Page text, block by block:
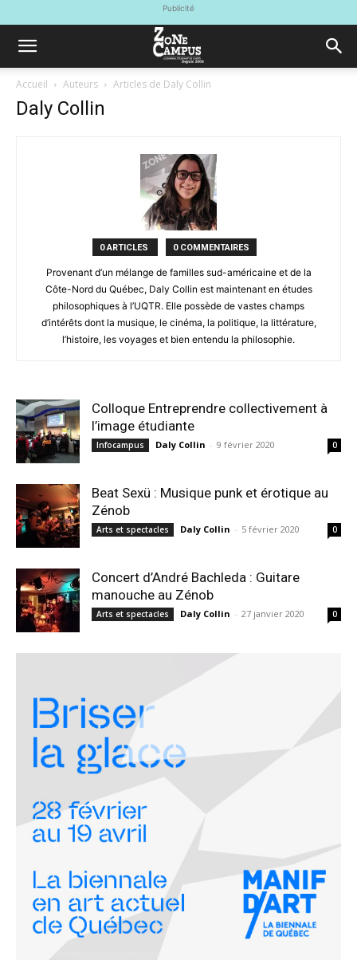
Publicité
Accueil Auteurs Articles de Daly Collin
Daly Collin
0 ARTICLES 0 COMMENTAIRES
Provenant d’un mélange de familles sud-américaine et de la
Côte-Nord du Québec, Daly Collin est maintenant en études
philosophiques à l’UQTR. Elle possède de vastes champs
d’intérêts dont la musique, le cinéma, la politique, la littérature,
l’histoire, les voyages et bien entendu la philosophie.
Colloque Entreprendre collectivement à
l’image étudiante
Infocampus Daly Collin - 9 février 2020 0
Beat Sexü : Musique punk et érotique au
Zénob
Arts et spectacles Daly Collin - 5 février 2020 0
Concert d’André Bachleda : Guitare
manouche au Zénob
Arts et spectacles Daly Collin - 27 janvier 2020 0